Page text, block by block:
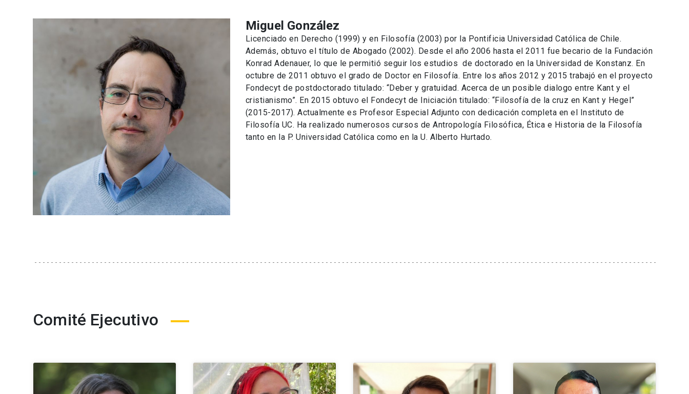
Miguel González
Licenciado en Derecho (1999) y en Filosofía (2003) por la Pontificia Universidad Católica de Chile.
Además, obtuvo el título de Abogado (2002). Desde el año 2006 hasta el 2011 fue becario de la Fundación
Konrad Adenauer, lo que le permitió seguir los estudios de doctorado en la Universidad de Konstanz. En
octubre de 2011 obtuvo el grado de Doctor en Filosofía. Entre los años 2012 y 2015 trabajó en el proyecto
Fondecyt de postdoctorado titulado: “Deber y gratuidad. Acerca de un posible dialogo entre Kant y el
cristianismo”. En 2015 obtuvo el Fondecyt de Iniciación titulado: “Filosofía de la cruz en Kant y Hegel”
(2015-2017). Actualmente es Profesor Especial Adjunto con dedicación completa en el Instituto de
Filosofía UC. Ha realizado numerosos cursos de Antropología Filosófica, Ética e Historia de la Filosofía
tanto en la P. Universidad Católica como en la U. Alberto Hurtado.
Comité Ejecutivo